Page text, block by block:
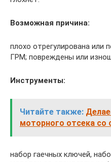
Возможная причина:
плохо отрегулирована или
ГРМ; повреждены или
Инструменты:
Читайте также:
моторного отсека со
набор гаечных ключей,